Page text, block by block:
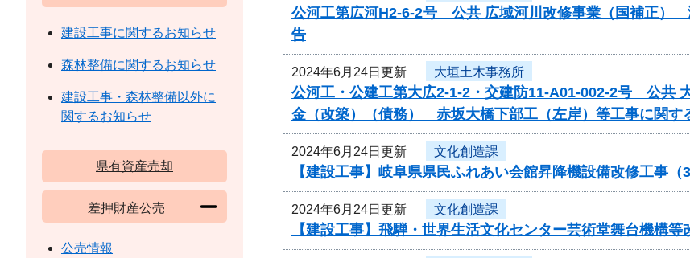
公河工第広河H2-6-2号 公共 広域河川改修事業（国補正
告
2024年6月24日更新 大垣土木事務所
公河工・公建工第大広2-1-2・交建防11-A01-002-2号 公共
金（改築）（債務） 赤坂大橋下部工（左岸）等工事に関す
2024年6月24日更新 文化創造課
【建設工事】岐阜県県民ふれあい会館昇降機設備改修工事
2024年6月24日更新 文化創造課
【建設工事】飛騨・世界生活文化センター芸術堂舞台機構
建設工事に関するお知らせ
森林整備に関するお知らせ
建設工事・森林整備以外に
関するお知らせ
県有資産売却
差押財産公売
公売情報